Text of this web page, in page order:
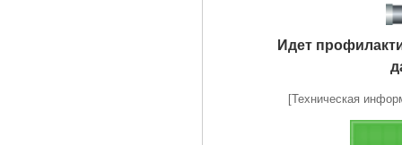
Идет
[Техническая